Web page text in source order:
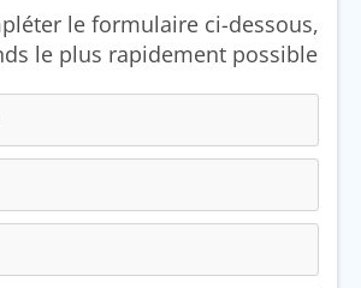
le formulaire ci-dessous,
le plus rapidement possible